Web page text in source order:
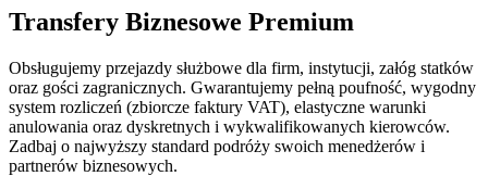
Transfery Biznesowe Premium
Obsługujemy przejazdy służbowe dla firm, instytucji, załóg statków
oraz gości zagranicznych. Gwarantujemy pełną poufność, wygodny
system rozliczeń (zbiorcze faktury VAT), elastyczne warunki
anulowania oraz dyskretnych i wykwalifikowanych kierowców.
Zadbaj o najwyższy standard podróży swoich menedżerów i
partnerów biznesowych.